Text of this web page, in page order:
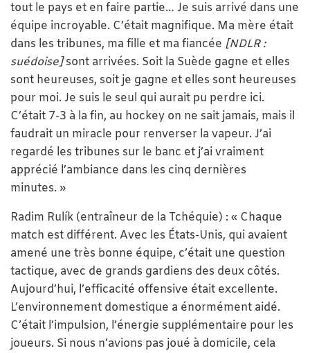
tout le pays et en faire partie… Je suis arrivé dans une
équipe incroyable. C’était magnifique. Ma mère était
dans les tribunes, ma fille et ma fiancée [NDLR :
suédoise]sont arrivées. Soit la Suède gagne et elles
sont heureuses, soit je gagne et elles sont heureuses
pour moi. Je suis le seul qui aurait pu perdre ici.
C’était 7-3 à la fin, au hockey on ne sait jamais, mais il
faudrait un miracle pour renverser la vapeur. J’ai
regardé les tribunes sur le banc et j’ai vraiment
apprécié l’ambiance dans les cinq dernières
minutes. »
Radim Rulík (entraîneur de la Tchéquie) : « Chaque
match est différent. Avec les États-Unis, qui avaient
amené une très bonne équipe, c’était une question
tactique, avec de grands gardiens des deux côtés.
Aujourd’hui, l’efficacité offensive était excellente.
L’environnement domestique a énormément aidé.
C’était l’impulsion, l’énergie supplémentaire pour les
joueurs. Si nous n’avions pas joué à domicile, cela